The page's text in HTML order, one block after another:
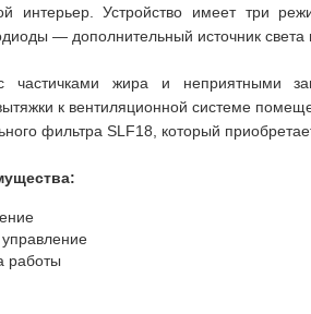
интерьер. Устройство имеет три
— дополнительный источник света
частичками жира и неприятными
к вентиляционной системе
фильтра SLF18, который
работы